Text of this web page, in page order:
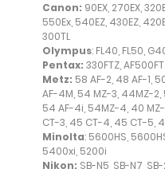
Canon: 90EX, 270EX,
550Ex, 540EZ, 430EZ,
300TL
Olympus: FL40, FL50,
Pentax: 330FTZ,
Metz: 58 AF-2, 48 AF-1,
AF-4M, 54 MZ-3, 44MZ-2,
54 AF-4i, 54MZ-4, 40 MZ-
CT-3, 45 CT-4, 45 CT-5,
Minolta: 5600HS,
5400xi, 5200i
Nikon: SB-N5, SB-N7,